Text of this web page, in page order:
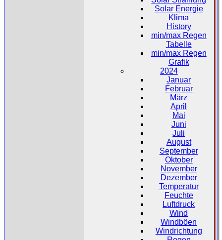
Solar Energie
Klima
History
min/max Regen
Tabelle
min/max Regen
Grafik
2024
Januar
Februar
März
April
Mai
Juni
Juli
August
September
Oktober
November
Dezember
Temperatur
Feuchte
Luftdruck
Wind
Windböen
Windrichtung